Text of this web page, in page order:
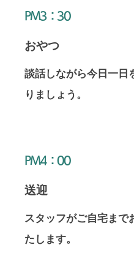
​PM3：30
​おやつ
談話しながら今日一日
りましょう。
​PM4：00
送迎
スタッフがご自宅まで
たします。